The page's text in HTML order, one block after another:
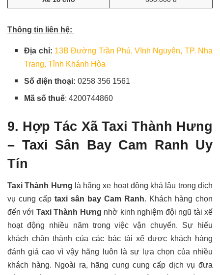
Thông tin liên hệ:
Địa chỉ: 13B Đường Trần Phú, Vĩnh Nguyên, TP. Nha
Trang, Tỉnh Khánh Hòa
Số điện thoại:0258 356 1561
Mã số thuế: 4200744860
9. Hợp Tác Xã Taxi Thành Hưng
– Taxi Sân Bay Cam Ranh Uy
Tín
Taxi Thành Hưng là hãng xe hoạt động khá lâu trong dịch
vụ cung cấp taxi sân bay Cam Ranh. Khách hàng chọn
đến với Taxi Thành Hưng nhờ kinh nghiệm đội ngũ tài xế
hoạt động nhiều năm trong việc vận chuyển. Sự hiếu
khách chân thành của các bác tài xế được khách hàng
đánh giá cao vì vậy hãng luôn là sự lựa chọn của nhiều
khách hàng. Ngoài ra, hãng cung cung cấp dịch vụ đưa